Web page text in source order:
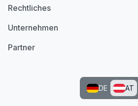
Rechtliches
Unternehmen
Partner
DE AT